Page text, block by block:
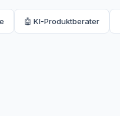
🤖 KI-Produktberater